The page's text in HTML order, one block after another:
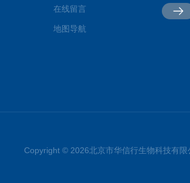
在线留言
地图导航
Copyright © 2026北京市华信行生物科技有